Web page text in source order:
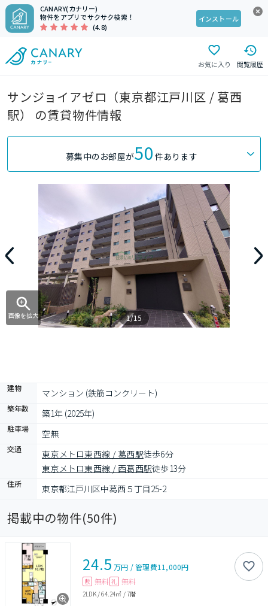
CANARY(カナリー)
物件をアプリでサクサク検索！
(4.8)
インストール
お気に入り 閲覧履歴
サンジョイアゼロ（東京都江戸川区 / 葛西
駅） の賃貸物件情報
募集中のお部屋が50 件あります
画像を拡大 1/15
建物 マンション (鉄筋コンクリート)
築年数 築1年 (2025年)
駐車場 空無
交通 東京メトロ東西線 / 葛西駅徒歩6分
東京メトロ東西線 / 西葛西駅徒歩13分
住所 東京都江戸川区中葛西５丁目25-2
掲載中の物件(50件)
24.5 万円 /管理費11,000円
敷 無料 礼 無料
2LDK/64.24㎡ /7階